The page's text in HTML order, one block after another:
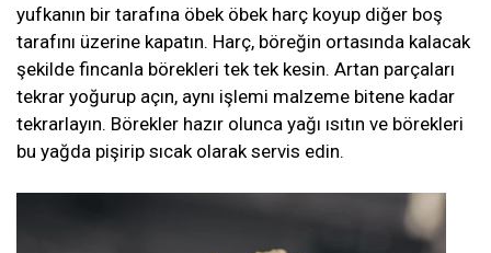
yufkanın bir tarafına öbek öbek harç koyup diğer boş
tarafını üzerine kapatın. Harç, böreğin ortasında kalacak
şekilde fincanla börekleri tek tek kesin. Artan parçaları
tekrar yoğurup açın, aynı işlemi malzeme bitene kadar
tekrarlayın. Börekler hazır olunca yağı ısıtın ve börekleri
bu yağda pişirip sıcak olarak servis edin.